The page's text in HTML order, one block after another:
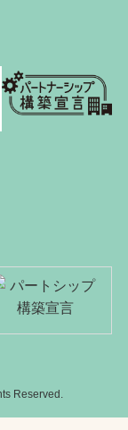
Reserved.